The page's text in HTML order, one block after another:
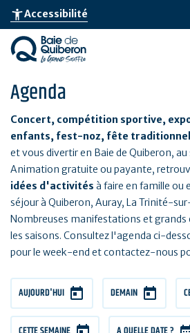
Aller
au
contenu
principal
accessibility_newAccessibilité
Agenda
Concert, compétition sportive,
enfants, fest-noz, fête
et vous divertir en Baie de Quiberon, au
Animation gratuite ou payante,
idées d'activités à faire en famille ou
séjour à Quiberon, Auray, La Trinité-
Nombreuses manifestations et
les saisons. Consultez l'agenda ci-
pour le week-end et contactez-nous
AUJOURD'HUI DEMAIN